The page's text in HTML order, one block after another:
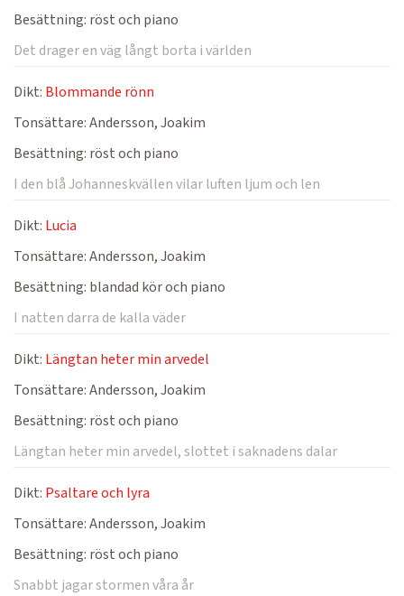
Besättning: röst och piano
Det drager en väg långt borta i världen
Dikt: Blommande rönn
Tonsättare:Andersson, Joakim
Besättning: röst och piano
I den blå Johanneskvällen vilar luften ljum och len
Dikt: Lucia
Tonsättare:Andersson, Joakim
Besättning: blandad kör och piano
I natten darra de kalla väder
Dikt: Längtan heter min arvedel
Tonsättare:Andersson, Joakim
Besättning: röst och piano
Längtan heter min arvedel, slottet i saknadens dalar
Dikt: Psaltare och lyra
Tonsättare:Andersson, Joakim
Besättning: röst och piano
Snabbt jagar stormen våra år